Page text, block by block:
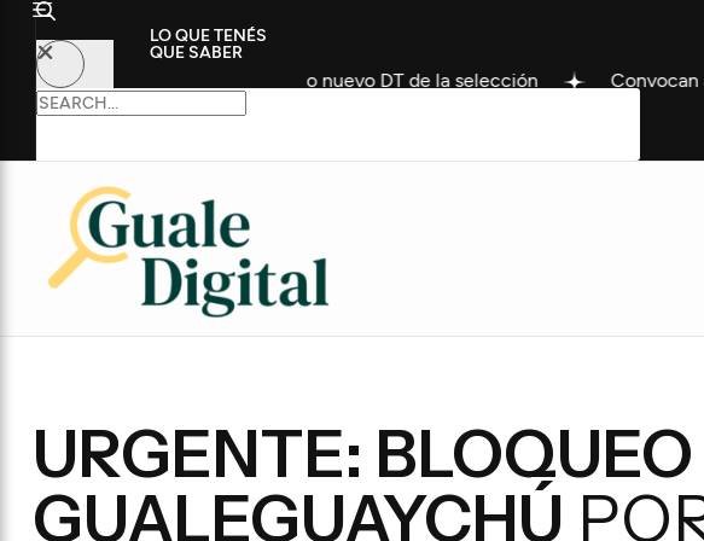
LO QUE TENÉS
QUE SABER
futbolista como nuevo DT de la selección Convocan a un homenaje
URGENTE:
GUALEGUAYCHÚ